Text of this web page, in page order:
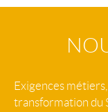
Exigences
transformation du